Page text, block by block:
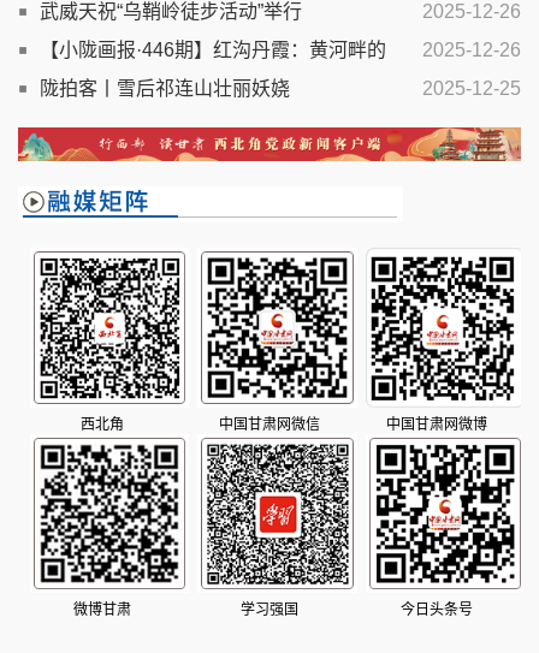
敦煌”的正确打开方式
2025-12-26
武威天祝“乌鞘岭徒步活动”举行
2025-12-26
【小陇画报·446期】红沟丹霞：黄河畔的
“百里丹霞画廊”
2025-12-25
陇拍客丨雪后祁连山壮丽妖娆
西北角 中国甘肃网微信 中国甘肃网微博
微博甘肃 学习强国 今日头条号